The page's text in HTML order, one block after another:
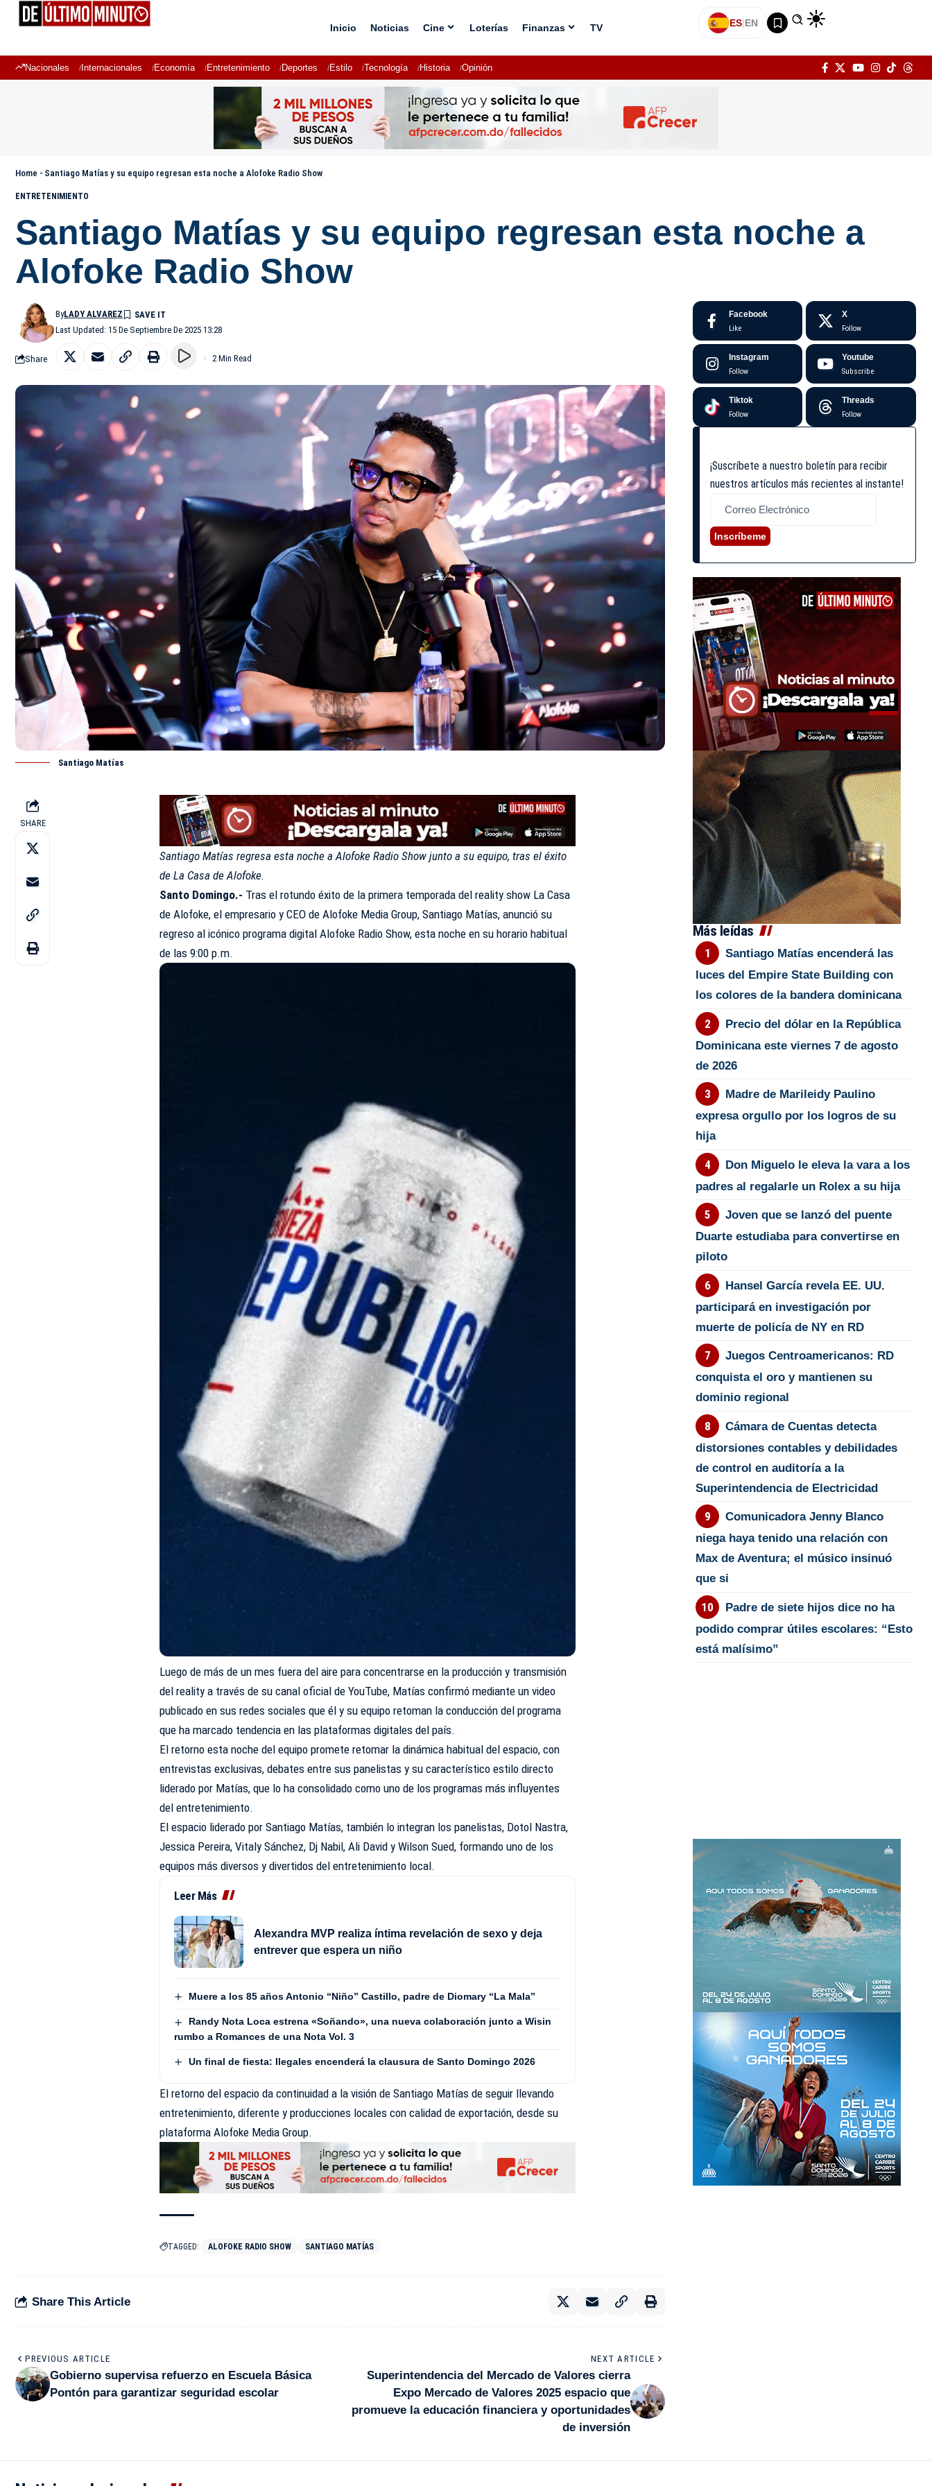
Inicio Noticias Cine Loterías Finanzas TV ES|EN
Nacionales Internacionales Economía Entretenimiento Deportes Estilo Tecnología Historia Opinión
Home - Santiago Matías y su equipo regresan esta noche a Alofoke Radio Show
ENTRETENIMIENTO
Santiago Matías y su equipo regresan esta noche a
Alofoke Radio Show
Last Updated: 15 De Septiembre De 2025 13:28
ByLADY ALVAREZ
Share 2 Min Read
Santiago Matías
SHARE
Santiago Matías regresa esta noche a Alofoke Radio Show junto a su equipo, tras el éxito
de La Casa de Alofoke.
Santo Domingo.- Tras el rotundo éxito de la primera temporada del reality show La Casa
de Alofoke, el empresario y CEO de Alofoke Media Group, Santiago Matías, anunció su
regreso al icónico programa digital Alofoke Radio Show, esta noche en su horario habitual
de las 9:00 p.m.
Luego de más de un mes fuera del aire para concentrarse en la producción y transmisión
del reality a través de su canal oficial de YouTube, Matías confirmó mediante un video
publicado en sus redes sociales que él y su equipo retoman la conducción del programa
que ha marcado tendencia en las plataformas digitales del país.
El retorno esta noche del equipo promete retomar la dinámica habitual del espacio, con
entrevistas exclusivas, debates entre sus panelistas y su característico estilo directo
liderado por Matías, que lo ha consolidado como uno de los programas más influyentes
del entretenimiento.
El espacio liderado por Santiago Matías, también lo integran los panelistas, Dotol Nastra,
Jessica Pereira, Vitaly Sánchez, Dj Nabil, Ali David y Wilson Sued, formando uno de los
equipos más diversos y divertidos del entretenimiento local.
Leer Más
Alexandra MVP realiza íntima revelación de sexo y deja
entrever que espera un niño
Muere a los 85 años Antonio “Niño” Castillo, padre de Diomary “La Mala”
Randy Nota Loca estrena «Soñando», una nueva colaboración junto a Wisin
rumbo a Romances de una Nota Vol. 3
Un final de fiesta: Ilegales encenderá la clausura de Santo Domingo 2026
El retorno del espacio da continuidad a la visión de Santiago Matías de seguir llevando
entretenimiento, diferente y producciones locales con calidad de exportación, desde su
plataforma Alofoke Media Group.
TAGGED: ALOFOKE RADIO SHOW SANTIAGO MATÍAS
Share This Article
PREVIOUS ARTICLE
Gobierno supervisa refuerzo en Escuela Básica
Pontón para garantizar seguridad escolar
NEXT ARTICLE
Superintendencia del Mercado de Valores cierra
Expo Mercado de Valores 2025 espacio que
promueve la educación financiera y oportunidades
de inversión
Facebook
Like
X
Follow
Instagram
Follow
Youtube
Subscribe
Tiktok
Follow
Threads
Follow
¡Suscríbete a nuestro boletín para recibir
nuestros artículos más recientes al instante!
Inscríbeme
Más leídas
Santiago Matías encenderá las
luces del Empire State Building con
los colores de la bandera dominicana
Precio del dólar en la República
Dominicana este viernes 7 de agosto
de 2026
Madre de Marileidy Paulino
expresa orgullo por los logros de su
hija
Don Miguelo le eleva la vara a los
padres al regalarle un Rolex a su hija
Joven que se lanzó del puente
Duarte estudiaba para convertirse en
piloto
Hansel García revela EE. UU.
participará en investigación por
muerte de policía de NY en RD
Juegos Centroamericanos: RD
conquista el oro y mantienen su
dominio regional
Cámara de Cuentas detecta
distorsiones contables y debilidades
de control en auditoría a la
Superintendencia de Electricidad
Comunicadora Jenny Blanco
niega haya tenido una relación con
Max de Aventura; el músico insinuó
que si
Padre de siete hijos dice no ha
podido comprar útiles escolares: “Esto
está malísimo”